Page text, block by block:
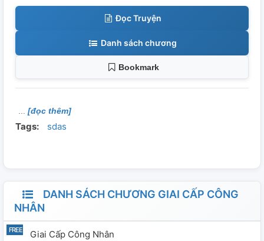
Đọc Truyện
Danh sách chương
Bookmark
[đọc thêm]
Tags: sdas
DANH SÁCH CHƯƠNG GIAI CẤP CÔNG
NHÂN
Giai Cấp Công Nhân